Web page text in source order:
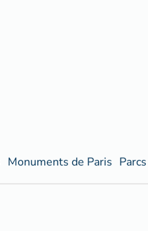
Monuments de Paris